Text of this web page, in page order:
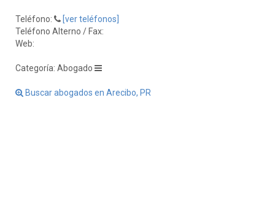
Teléfono:
[ver teléfonos]
Teléfono Alterno / Fax:
Web:
Categoría: Abogado
Buscar abogados en Arecibo, PR